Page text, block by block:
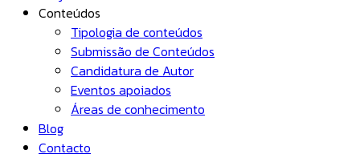
Conteúdos
Tipologia de conteúdos
Submissão de Conteúdos
Candidatura de Autor
Eventos apoiados
Áreas de conhecimento
Blog
Contacto